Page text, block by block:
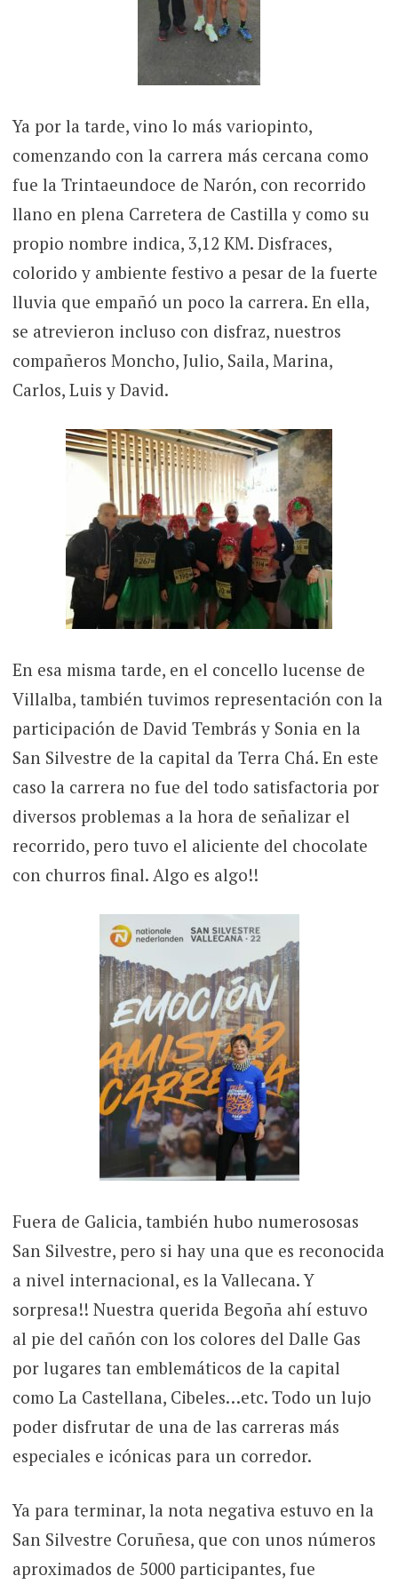
Ya por la tarde, vino lo más variopinto,
comenzando con la carrera más cercana como
fue la Trintaeundoce de Narón, con recorrido
llano en plena Carretera de Castilla y como su
propio nombre indica, 3,12 KM. Disfraces,
colorido y ambiente festivo a pesar de la fuerte
lluvia que empañó un poco la carrera. En ella,
se atrevieron incluso con disfraz, nuestros
compañeros Moncho, Julio, Saila, Marina,
Carlos, Luis y David.
En esa misma tarde, en el concello lucense de
Villalba, también tuvimos representación con la
participación de David Tembrás y Sonia en la
San Silvestre de la capital da Terra Chá. En este
caso la carrera no fue del todo satisfactoria por
diversos problemas a la hora de señalizar el
recorrido, pero tuvo el aliciente del chocolate
con churros final. Algo es algo!!
Fuera de Galicia, también hubo numerososas
San Silvestre, pero si hay una que es reconocida
a nivel internacional, es la Vallecana. Y
sorpresa!! Nuestra querida Begoña ahí estuvo
al pie del cañón con los colores del Dalle Gas
por lugares tan emblemáticos de la capital
como La Castellana, Cibeles…etc. Todo un lujo
poder disfrutar de una de las carreras más
especiales e icónicas para un corredor.
Ya para terminar, la nota negativa estuvo en la
San Silvestre Coruñesa, que con unos números
aproximados de 5000 participantes, fue